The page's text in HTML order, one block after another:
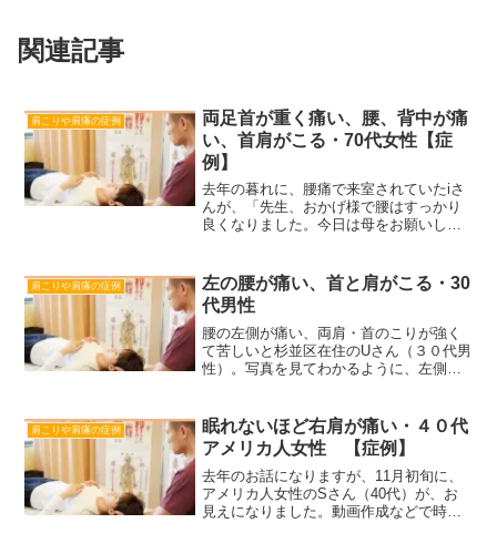
関連記事
肩こりや肩痛の症例
両足首が重く痛い、腰、背中が痛
い、首肩がこる・70代女性【症
例】
去年の暮れに、腰痛で来室されていたiさ
んが、「先生、おかげ様で腰はすっかり
良くなりました。今日は母をお願いしま
した。 私は、iさんの母親であるHさん
へ、問診を行いま...
肩こりや肩痛の症例
左の腰が痛い、首と肩がこる・30
代男性
腰の左側が痛い、両肩・首のこりが強く
て苦しいと杉並区在住のUさん（３０代男
性）。写真を見てわかるように、左側に
当然と言えます。そして左に倒れないよ
うに、無意識に右の肩・...
肩こりや肩痛の症例
眠れないほど右肩が痛い・４０代
アメリカ人女性 【症例】
去年のお話になりますが、11月初旬に、
アメリカ人女性のSさん（40代）が、お
見えになりました。動画作成などで時間